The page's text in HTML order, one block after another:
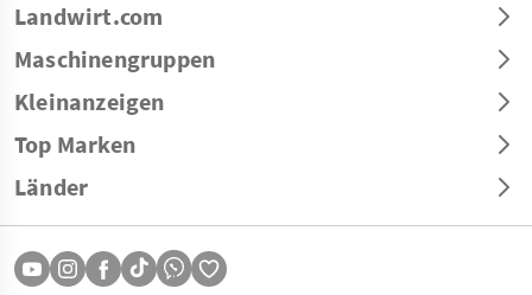
Landwirt.com
Maschinengruppen
Kleinanzeigen
Top Marken
Länder